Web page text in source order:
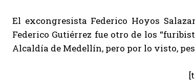
El excongresista Federico Hoyos
Federico Gutiérrez fue otro de los
Alcaldía de Medellín, pero por lo visto,